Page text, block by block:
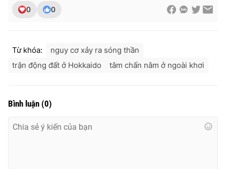
Giấy phép hoạt động báo in và báo điện tử số 483/GP-BTTTT
cấp ngày 29/12/2023
Tổng Biên tập:
Tổng đài VTV:
Ðiện thoại Thời báo VTV:024.66 897 897
0 0
Từ khóa:
nguy cơ xảy ra sóng thần
trận động đất ở Hokkaido
tâm chấn nằm ở ngoài khơi
Bình luận (0)